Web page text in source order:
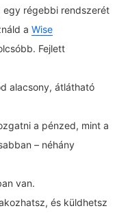
egy régebbi rendszerét
a Wise
Fejlett
alacsony, átlátható
a pénzed, mint a
– néhány
van.
és küldhetsz